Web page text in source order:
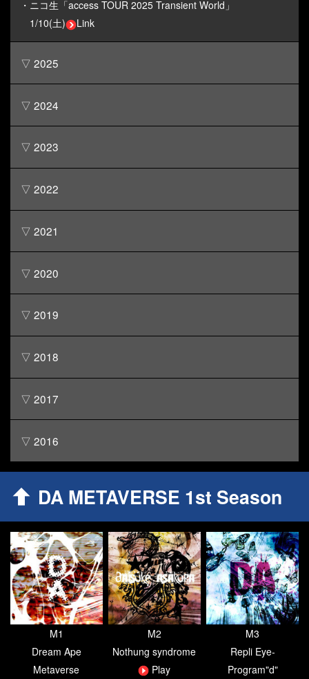
・ニコ生「access TOUR 2025 Transient World」
1/10(土)
Link
▽ 2025
▽ 2024
▽ 2023
▽ 2022
▽ 2021
▽ 2020
▽ 2019
▽ 2018
▽ 2017
▽ 2016
DA METAVERSE 1st Season
M1
Dream Ape
Metaverse
M2
Nothung syndrome
Play
M3
Repli Eye-
Program"d"